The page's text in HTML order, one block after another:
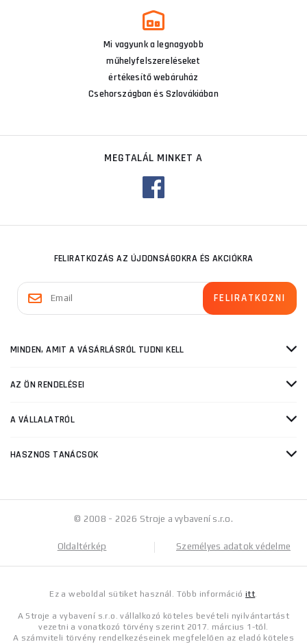
Mi vagyunk a legnagyobb
műhelyfelszereléseket
értékesítő webáruház
Csehországban és Szlovákiában
MEGTALÁL MINKET A
FELIRATKOZÁS AZ ÚJDONSÁGOKRA ÉS AKCIÓKRA
MINDEN, AMIT A VÁSÁRLÁSRÓL TUDNI KELL
AZ ÖN RENDELÉSEI
A VÁLLALATRÓL
HASZNOS TANÁCSOK
© 2008 - 2026 Stroje a vybavení s.r.o.
Oldaltérkép Személyes adatok védelme
Ez a weboldal sütiket használ. Több információitt.
A Stroje a vybavení s.r.o. vállalkozó köteles bevételi nyilvántartást
vezetni a vonatkozó törvény szerint 2017. március 1-től.
A számviteli törvény rendelkezéseinek megfelelően az eladó köteles